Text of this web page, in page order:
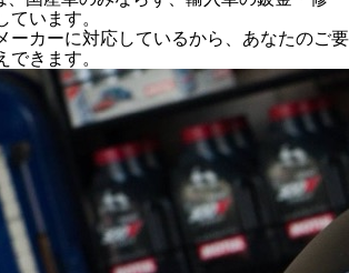
ています。
ーカーに対応しているから、あなたのご要
できます。